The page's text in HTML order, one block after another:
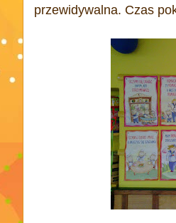
przewidywalna. Czas